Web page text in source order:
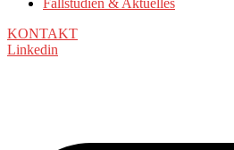
Fallstudien & Aktuelles
KONTAKT
Linkedin